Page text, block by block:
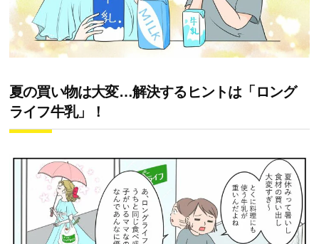
夏の買い物は大変…解決するヒントは「ロング
ライフ牛乳」！